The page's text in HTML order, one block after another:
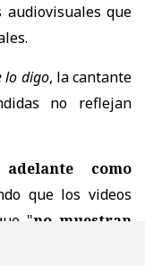
que
lo digo, la cantante
no reflejan
como
que los videos
"no muestran